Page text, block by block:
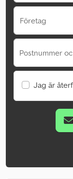
Företag
Postnummer
Jag är